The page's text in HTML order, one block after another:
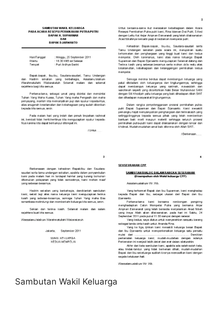
Sambutan Wakil Keluarga